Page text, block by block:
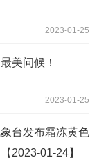
2023-01-25
美问候！
2023-01-25
台发布霜冻黄色
2023-01-24】